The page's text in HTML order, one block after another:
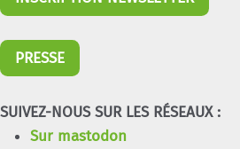
PRESSE
SUIVEZ-NOUS SUR LES RÉSEAUX :
Sur mastodon